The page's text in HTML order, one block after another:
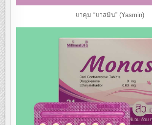
ยาคุม “ยาสมิน” (Yasmin)